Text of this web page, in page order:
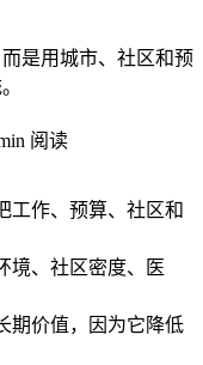
是用城市、社区和预
阅读
工作、预算、社区和
境、社区密度、医
期价值，因为它降低